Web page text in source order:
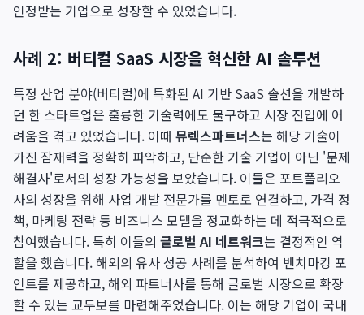
인정받는 기업으로 성장할 수 있었습니다.
사례 2: 버티컬 SaaS 시장을 혁신한 AI 솔루션
특정 산업 분야(버티컬)에 특화된 AI 기반 SaaS 솔션을 개발하
던 한 스타트업은 훌륭한 기술력에도 불구하고 시장 진입에 어
려움을 겪고 있었습니다. 이때 뮤렉스파트너스는 해당 기술이
가진 잠재력을 정확히 파악하고, 단순한 기술 기업이 아닌 '문제
해결사'로서의 성장 가능성을 보았습니다. 이들은 포트폴리오
사의 성장을 위해 사업 개발 전문가를 멘토로 연결하고, 가격 정
책, 마케팅 전략 등 비즈니스 모델을 정교화하는 데 적극적으로
참여했습니다. 특히 이들의 글로벌 AI 네트워크는 결정적인 역
할을 했습니다. 해외의 유사 성공 사례를 분석하여 벤치마킹 포
인트를 제공하고, 해외 파트너사를 통해 글로벌 시장으로 확장
할 수 있는 교두보를 마련해주었습니다. 이는 해당 기업이 국내